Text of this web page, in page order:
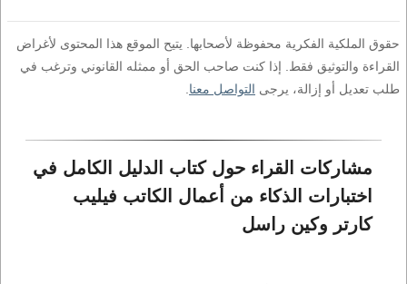
حقوق الملكية الفكرية محفوظة لأصحابها. يتيح الموقع هذا المحتوى لأغراض
القراءة والتوثيق فقط. إذا كنت صاحب الحق أو ممثله القانوني وترغب في
طلب تعديل أو إزالة، يرجى التواصل معنا
مشاركات القراء حول كتاب الدليل الكامل في
اختبارات الذكاء من أعمال الكاتب فيليب
كارتر وكين راسل